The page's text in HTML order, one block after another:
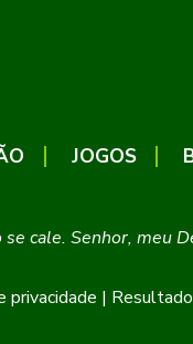
JOGOS
cale. Senhor, meu
privacidade |